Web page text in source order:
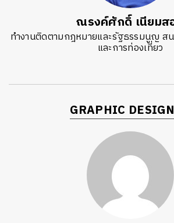
ณรงค์ศักดิ์ เนียมส
ทำงานติดตามกฎหมายและรัฐธรรมนูญ ส
และการท่องเที่ยว
GRAPHIC